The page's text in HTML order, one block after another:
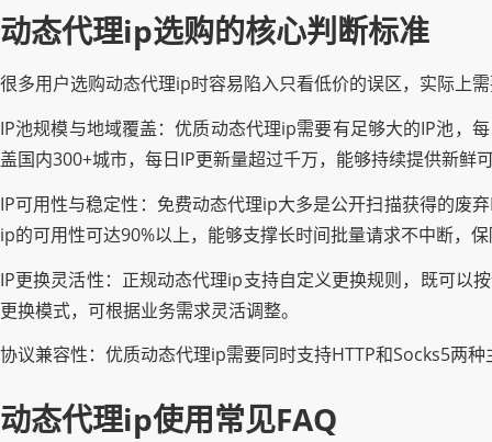
动态代理ip选购的核心判断标准
很多用户选购动态代理ip时容易陷入只看低价的误区，实际上
IP池规模与地域覆盖：优质动态代理ip需要有足够大的IP池，
盖国内300+城市，每日IP更新量超过千万，能够持续提供新鲜
IP可用性与稳定性：免费动态代理ip大多是公开扫描获得的废
ip的可用性可达90%以上，能够支撑长时间批量请求不中断，
IP更换灵活性：正规动态代理ip支持自定义更换规则，既可以
更换模式，可根据业务需求灵活调整。
协议兼容性：优质动态代理ip需要同时支持HTTP和Socks5两
动态代理ip使用常见FAQ